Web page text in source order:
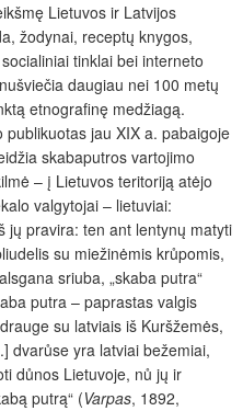
Lietuvos ir Latvijos
žodynai, receptų knygos,
tinklai bei interneto
daugiau nei 100 metų
etnografinę medžiagą.
publikuotas jau XIX a. pabaigoje
skabaputros vartojimo
– į Lietuvos teritoriją atėjo
valgytojai – lietuviai:
jų pravira: ten ant lentynų matyti
su miežinėmis krůpomis,
sriuba, „skaba putra“
putra – paprastas valgis
su latviais iš Kuršžemės,
] dvarůse yra latviai bežemiai,
důnos Lietuvoje, nů jų ir
putrą“ (Varpas, 1892,